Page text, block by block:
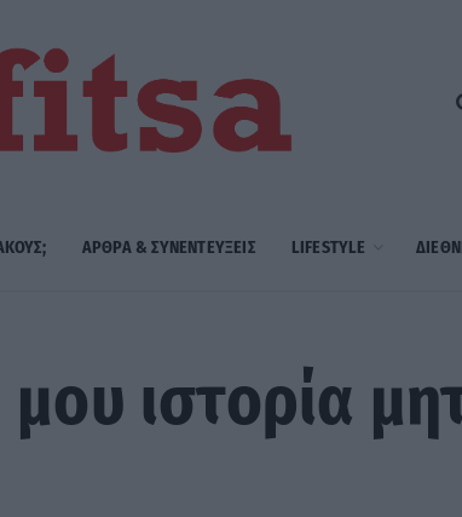
ΑΡΘΡΑ & ΣΥΝΕΝΤΕΥΞΕΙΣ LIFESTYLE
ιστορία